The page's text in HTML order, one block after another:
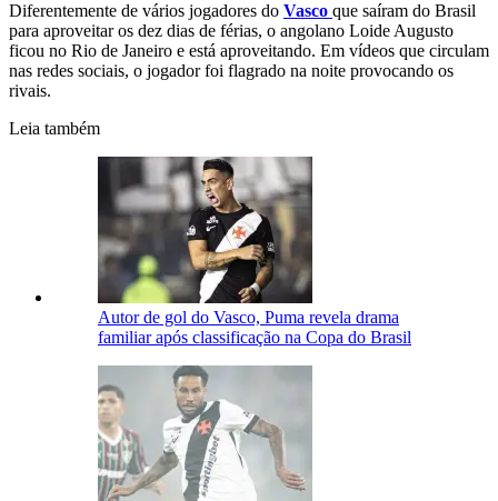
Diferentemente de vários jogadores do Vasco que saíram do Brasil
para aproveitar os dez dias de férias, o angolano Loide Augusto
ficou no Rio de Janeiro e está aproveitando. Em vídeos que circulam
nas redes sociais, o jogador foi flagrado na noite provocando os
rivais.
Leia também
Autor de gol do Vasco, Puma revela drama
familiar após classificação na Copa do Brasil